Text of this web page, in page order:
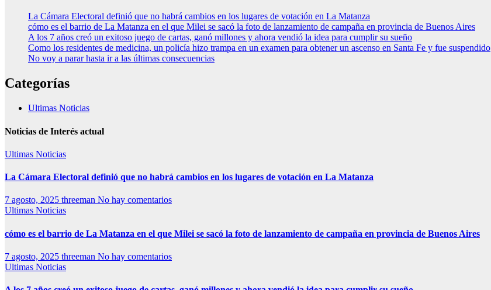
La Cámara Electoral definió que no habrá cambios en los lugares de votación en La Matanza
cómo es el barrio de La Matanza en el que Milei se sacó la foto de lanzamiento de campaña en provincia de Buenos Aires
A los 7 años creó un exitoso juego de cartas, ganó millones y ahora vendió la idea para cumplir su sueño
Como los residentes de medicina, un policía hizo trampa en un examen para obtener un ascenso en Santa Fe y fue suspendido
No voy a parar hasta ir a las últimas consecuencias
Categorías
Ultimas Noticias
Noticias de Interés actual
Ultimas Noticias
La Cámara Electoral definió que no habrá cambios en los lugares de votación en La Matanza
7 agosto, 2025 threeman No hay comentarios
Ultimas Noticias
cómo es el barrio de La Matanza en el que Milei se sacó la foto de lanzamiento de campaña en provincia de Buenos Aires
7 agosto, 2025 threeman No hay comentarios
Ultimas Noticias